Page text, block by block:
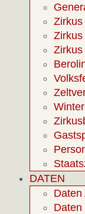
Zirkus
Zirkus
DATEN
Daten
Daten